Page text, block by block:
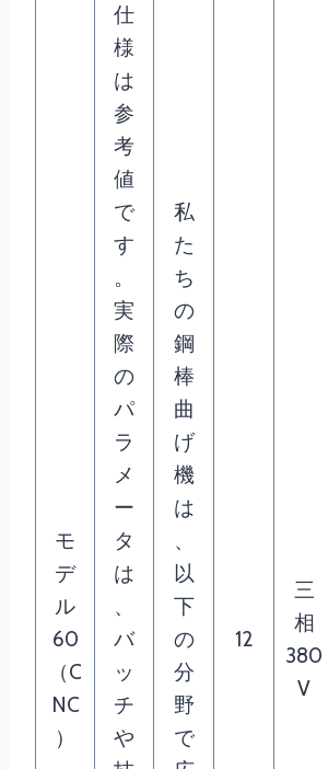
モ
デ
ル
60
（C
NC
）
仕
様
は
参
考
値
で
す
。
実
際
の
パ
ラ
メ
ー
タ
は
、
バ
ッ
チ
や
私
た
ち
の
鋼
棒
曲
げ
機
は
、
以
下
の
分
野
で
12
三
相
380
V